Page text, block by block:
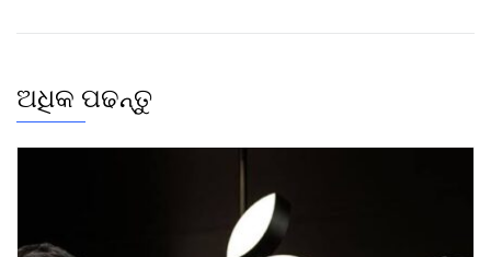
ଅଧିକ ପଢନ୍ତୁ